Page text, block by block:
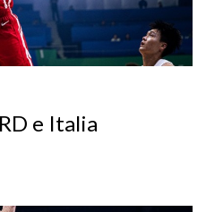
e Italia